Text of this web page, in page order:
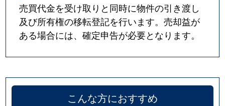
売買代金を受け取りと同時に物件の引き渡し
及び所有権の移転登記を行います。売却益が
ある場合には、確定申告が必要となります。
こんな方におすすめ